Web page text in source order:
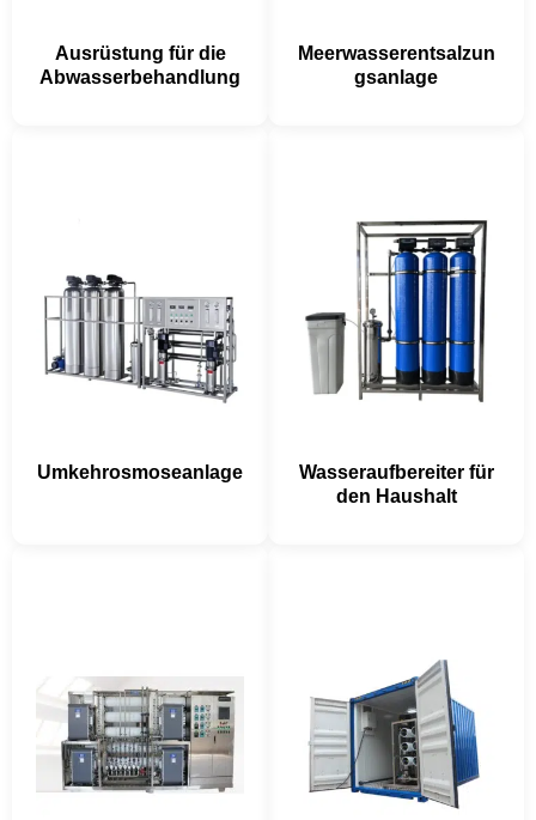
Ausrüstung für die
Abwasserbehandlung
Meerwasserentsalzun
gsanlage
Umkehrosmoseanlage
Wasseraufbereiter für
den Haushalt